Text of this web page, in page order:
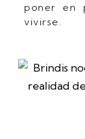
poner en
vivirse.